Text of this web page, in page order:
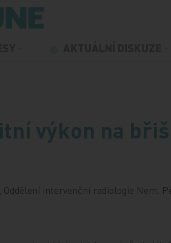
výkon na
Oddělení intervenční radiologie Nem.